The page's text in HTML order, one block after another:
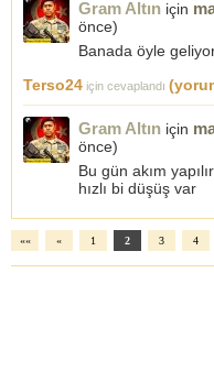
Gram Altın için
önce)
Banada öyle
Terso24 için cevaplandı
Gram Altın için
önce)
Bu gün akım
hızlı bi düşüş var
«« « 1 2 3 4